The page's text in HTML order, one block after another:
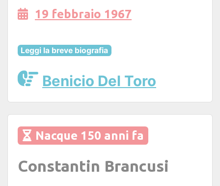
19 febbraio 1967
Leggi la breve biografia
Benicio Del Toro
Nacque 150 anni fa
Constantin Brancusi